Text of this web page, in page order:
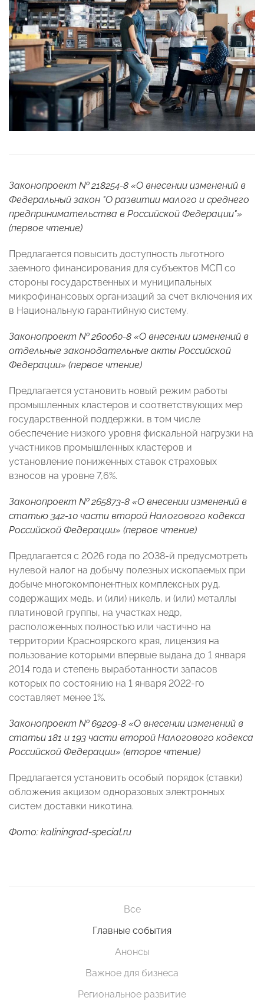
Законопроект № 218254-8 «О внесении изменений в
Федеральный закон "О развитии малого и среднего
предпринимательства в Российской Федерации"»
(первое чтение)
Предлагается повысить доступность льготного
заемного финансирования для субъектов МСП со
стороны государственных и муниципальных
микрофинансовых организаций за счет включения их
в Национальную гарантийную систему.
Законопроект № 260060-8 «О внесении изменений в
отдельные законодательные акты Российской
Федерации» (первое чтение)
Предлагается установить новый режим работы
промышленных кластеров и соответствующих мер
государственной поддержки, в том числе
обеспечение низкого уровня фискальной нагрузки на
участников промышленных кластеров и
установление пониженных ставок страховых
взносов на уровне 7,6%.
Законопроект № 265873-8 «О внесении изменений в
статью 342-10 части второй Налогового кодекса
Российской Федерации» (первое чтение)
Предлагается с 2026 года по 2038-й предусмотреть
нулевой налог на добычу полезных ископаемых при
добыче многокомпонентных комплексных руд,
содержащих медь, и (или) никель, и (или) металлы
платиновой группы, на участках недр,
расположенных полностью или частично на
территории Красноярского края, лицензия на
пользование которыми впервые выдана до 1 января
2014 года и степень выработанности запасов
которых по состоянию на 1 января 2022-го
составляет менее 1%.
Законопроект № 69209-8 «О внесении изменений в
статьи 181 и 193 части второй Налогового кодекса
Российской Федерации» (второе чтение)
Предлагается установить особый порядок (ставки)
обложения акцизом одноразовых электронных
систем доставки никотина.
Фото: kaliningrad-special.ru
Все
Главные события
Анонсы
Важное для бизнеса
Региональное развитие